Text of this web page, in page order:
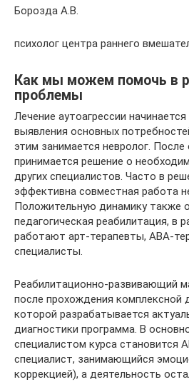
Борозда А.В.
психолог центра раннего
Как мы можем помочь в
проблемы
Лечение аутоагрессии
выявления основных
этим занимается невролог. После
принимается решение о
других специалистов. Часто в
эффективна совместная работа
Положительную динамику также
педагогическая реабилитация, в
работают арт-терапевты, АВА-
специалисты.
Реабилитационно-развивающий
после прохождения комплексной
которой разрабатывается
диагностики программа. В
специалистом курса становится
специалист, занимающийся
коррекцией), а деятельность